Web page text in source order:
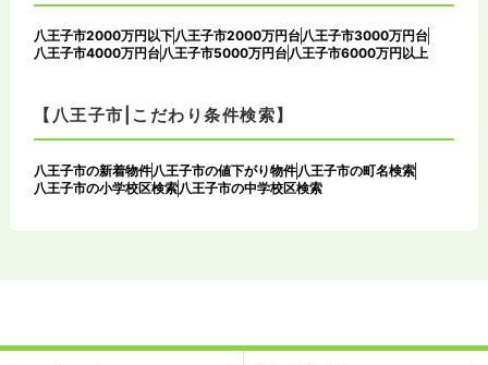
八王子市2000万円以下八王子市2000万円台八王子市3000万円台
八王子市4000万円台八王子市5000万円台八王子市6000万円以上
【八王子市|こだわり条件検索】
八王子市の新着物件 八王子市の値下がり物件 八王子市の町名検索
八王子市の小学校区検索 八王子市の中学校区検索